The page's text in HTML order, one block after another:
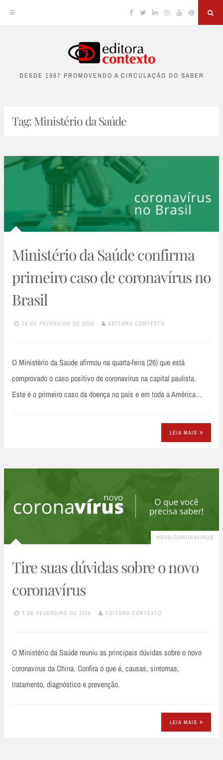
content
Facebook
TwitterLinkedinInstagram
YouTubePinterest
DESDE 1987 PROMOVENDO A CIRCULAÇÃO DO SABER
Tag:Ministério da Saúde
Ministério da Saúde confirma
primeiro caso de coronavírus no
Brasil
28 DE FEVEREIRO DE 2020 EDITORA CONTEXTO
O Ministério da Saúde afirmou na quarta-feira (26) que está
comprovado o caso positivo de coronavírus na capital paulista.
Este é o primeiro caso da doença no país e em toda a América…
LEIA MAIS
NOVO-CORONAVIRUS
Tire suas dúvidas sobre o novo
coronavírus
3 DE FEVEREIRO DE 2020 EDITORA CONTEXTO
O Ministério da Saúde reuniu as principais dúvidas sobre o novo
coronavírus da China. Confira o que é, causas, sintomas,
tratamento, diagnóstico e prevenção.
LEIA MAIS